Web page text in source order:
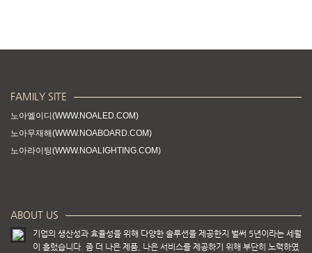
FAMILY SITE
노아엘이디(WWW.NOALED.COM)
노아무재해(WWW.NOABOARD.COM)
노아라이팅(WWW.NOALIGHTING.COM)
ABOUT US
기업의 생산성과 효율성을 위해 다양한 솔루션을 제공한지 벌써 5년이라는 세월
이 흘렀습니다. 좀 더 나은 제품, 나은 서비스를 제공하기 위해 부단히 노력하였